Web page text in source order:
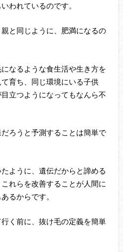
われているのです。
と同じように、肥満になるの
なるような食生活や生き方を
育ち、同じ環境にいる子供
立つようになってもなんら不
ろうと予測することは簡単で
ように、遺伝だからと諦める
れらを改善することが人間に
るからです。
く前に、抜け毛の定義を簡単